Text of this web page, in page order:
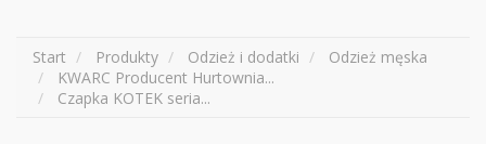
Start Produkty Odzież i dodatki
Odzież męska
KWARC Producent Hurtownia...
Czapka KOTEK seria...